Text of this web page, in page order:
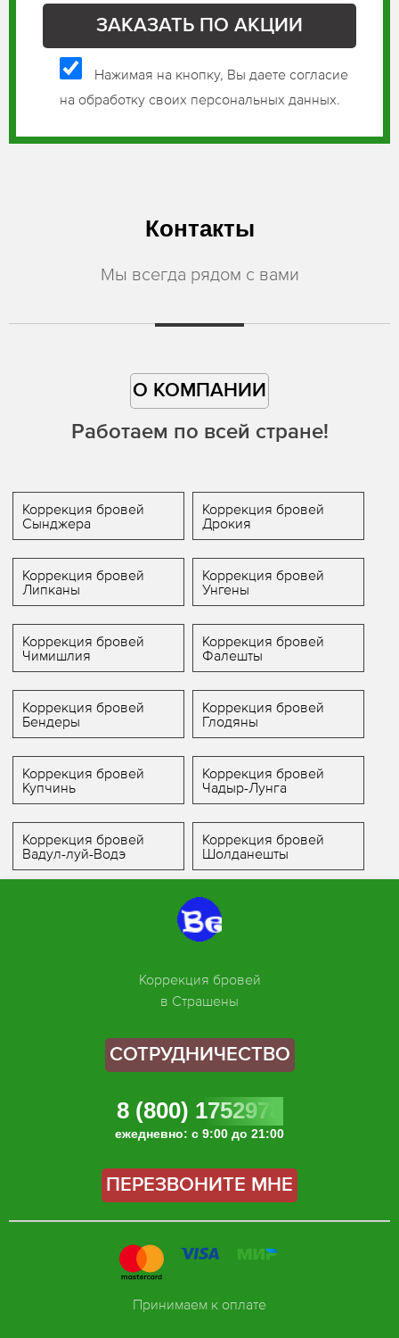
Нажимая на кнопку, Вы даете согласие
на обработку своих персональных данных.
Контакты
Мы всегда рядом с вами
О КОМПАНИИ
Работаем по всей стране!
Коррекция бровей
Сынджера
Коррекция бровей
Дрокия
Коррекция бровей
Липканы
Коррекция бровей
Унгены
Коррекция бровей
Чимишлия
Коррекция бровей
Фалешты
Коррекция бровей
Бендеры
Коррекция бровей
Глодяны
Коррекция бровей
Купчинь
Коррекция бровей
Чадыр-Лунга
Коррекция бровей
Вадул-луй-Водэ
Коррекция бровей
Шолданешты
Коррекция бровей
в Страшены
СОТРУДНИЧЕСТВО
8 (800) 1752978
ежедневно: с 9:00 до 21:00
ПЕРЕЗВОНИТЕ МНЕ
Принимаем к оплате